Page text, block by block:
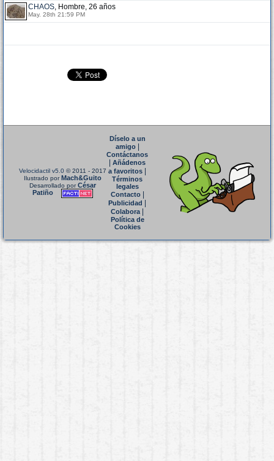
CHAOS, Hombre, 26 años
May. 28th 21:59 PM
Velocidactil v5.0 © 2011 - 2017
Ilustrado porMach&Guito
Desarrollado porCésar
Patiño
Díselo a un
amigo|
Contáctanos
Añádenos
a favoritos
Términos
legales
Contacto|
Publicidad
Colabora|
Política de
Cookies